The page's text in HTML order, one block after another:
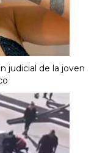
judicial de la joven